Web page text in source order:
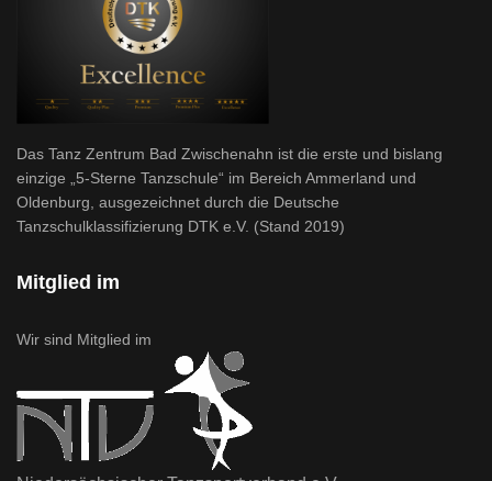
Das Tanz Zentrum Bad Zwischenahn ist die erste und bislang
einzige „5-Sterne Tanzschule“ im Bereich Ammerland und
Oldenburg, ausgezeichnet durch die Deutsche
Tanzschulklassifizierung DTK e.V. (Stand 2019)
Mitglied im
Wir sind Mitglied im